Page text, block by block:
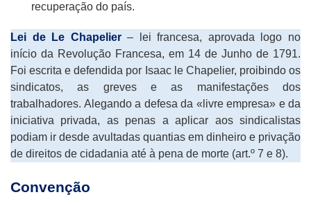
recuperação do país.
Lei de Le Chapelier – lei francesa, aprovada logo no
início da Revolução Francesa, em 14 de Junho de 1791.
Foi escrita e defendida por Isaac le Chapelier, proibindo os
sindicatos, as greves e as manifestações dos
trabalhadores. Alegando a defesa da «livre empresa» e da
iniciativa privada, as penas a aplicar aos sindicalistas
podiam ir desde avultadas quantias em dinheiro e privação
de direitos de cidadania até à pena de morte (art.º 7 e 8).
Convenção